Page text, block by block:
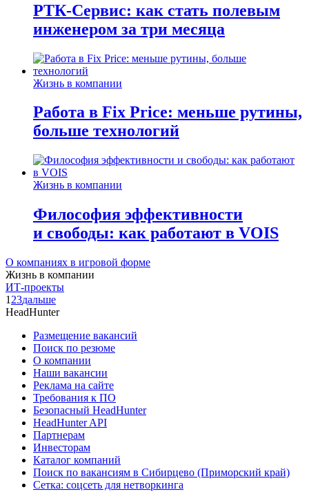
РТК-Сервис: как стать полевым
инженером за три месяца
Жизнь в компании
Работа в Fix Price: меньше рутины,
больше технологий
Жизнь в компании
Философия эффективности
и свободы: как работают в VOIS
О компаниях в игровой форме
Жизнь в компании
ИТ-проекты
1 23дальше
HeadHunter
Размещение вакансий
Поиск по резюме
О компании
Наши вакансии
Реклама на сайте
Требования к ПО
Безопасный HeadHunter
HeadHunter API
Партнерам
Инвесторам
Каталог компаний
Поиск по вакансиям в Сибирцево (Приморский край)
Сетка: соцсеть для нетворкинга